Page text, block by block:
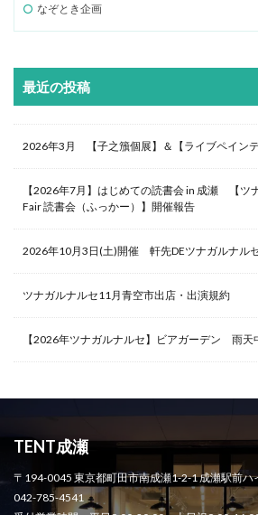
なぞとき企画
最近の投稿
2026年3月 【子之籏個展】＆【ライブペイン
【2026年7月】はじめての読書会 in 成瀬 【ツ
Fair 読書会（ふっかー）】開催報告
2026年10月3日(土)開催 軒先DEツナガルナル
ツナガルナルセ11月青空市出店・出演規約
【2026年ツナガルナルセ】ビアガーデン 雨天
TENT成瀬
〒194-0045 東京都町田市南成瀬1-2-1 成瀬駅前ハ
042-785-4541